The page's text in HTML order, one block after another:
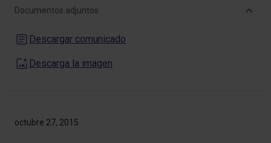
octubre 27, 2015
Documentos adjuntos
Descargar comunicado
Descarga la imagen